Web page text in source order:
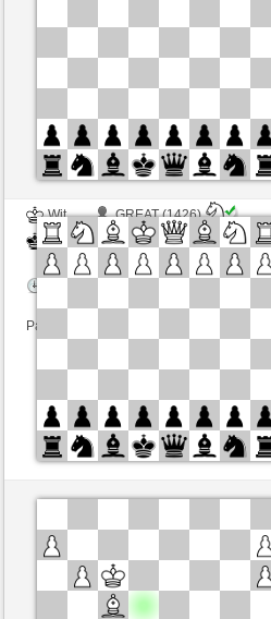
Wit
GREAT (1426)
Zwart
Maradona77 (1406)
Speelduur: 3 minutes/side + 0
Partij telt mee voor de ranglijst
Wit
GREAT (1426)
Speelduur: 3 minutes/side + 0
Partij telt mee voor de ranglijst